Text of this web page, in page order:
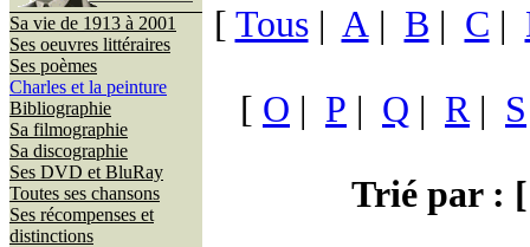
Sa vie de 1913 à 2001
Ses oeuvres littéraires
Ses poèmes
Charles et la peinture
Bibliographie
Sa filmographie
Sa discographie
Ses DVD et BluRay
Toutes ses chansons
Ses récompenses et
distinctions
[ Tous| A| B | C |
[ O | P | Q | R| S
Trié par : [